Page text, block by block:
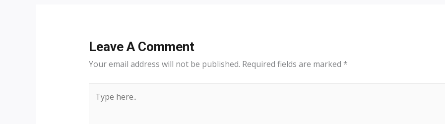
Leave A Comment
Your email address will not be published. Required fields are marked *
here..